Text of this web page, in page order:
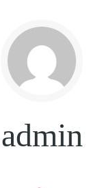
admin